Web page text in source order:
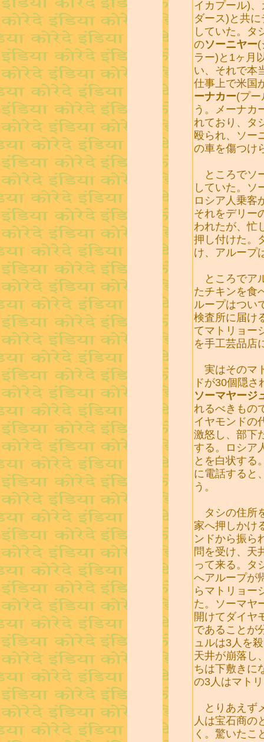
イカプール)
ダース)と共
していた。タ
のソーニヤー(
ラー)と1ヶ月
い、それで本
仕事上で米国
ーナカー(プー
う。メーナカ
れており、タ
殴られ、ソー
の車を傷つけ
ところでソ
していた。ソ
ロシア人乗客
それをデリー
われたが、忙
押し付けた。
け、アループ
ところでア
たチキンを食
ループはつい
検査所に届け
てマトリョー
を手工芸品店
実はそのマ
ドが30個隠
ソーマヤージ
れるべきもの
イヤモンドの
激怒し、部下
する。ロシア
とを白状する
に電話すると
う。
タシの住所
家へ押しかけ
ンドから振ら
問を受け、天
って来る。タ
へアループが
らマトリョー
た。ソーマヤ
開けてダイヤ
であることが
ュルは3人を
天井が崩落し
ちは下敷きに
の3人はマト
とりあえず
人は宝石商の
く。驚いたこ